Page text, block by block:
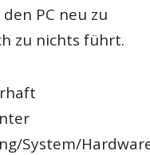
PC neu zu
zu nichts führt.
System/